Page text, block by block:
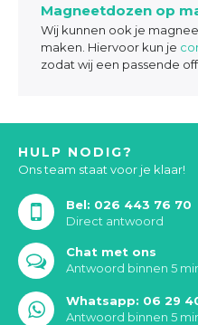
Magneetdozen op
Wij kunnen ook je
maken. Hiervoor kun je
zodat wij een passende
HULP NODIG?
Ons team staat voor je klaar!
Bel: 026 443 76 70
Direct antwoord
Chat met ons
Antwoord binnen 5
Whatsapp: 06 29
Antwoord binnen 5